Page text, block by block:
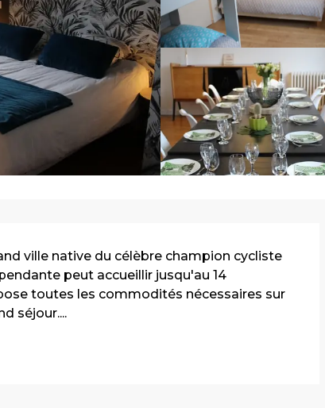
ville native du célèbre champion cycliste
peut accueillir jusqu'au 14
toutes les commodités nécessaires sur
séjour....